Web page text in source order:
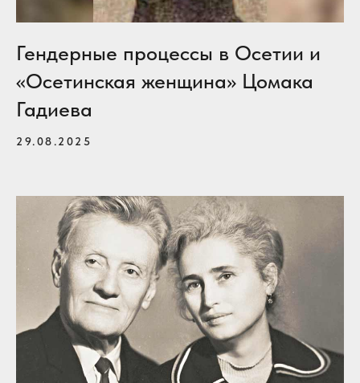
Гендерные процессы в Осетии и
«Осетинская женщина» Цомака
Гадиева
29.08.2025
Новости в MAX
Телеграм-канал Rutube
Осетия"
Республиканская
ежедневная
газета